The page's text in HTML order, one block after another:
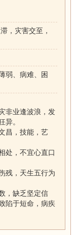
，灾害交至，
弱、病难、困
非业逢波浪，发
异。
昌，技能，艺
处，不宜心直口
残，天生五行为
，缺乏坚定信
陷于短命，病疾